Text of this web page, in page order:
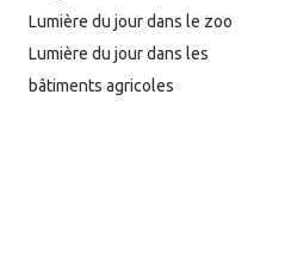
Lumière du jour dans le zoo
Lumière du jour dans les
bâtiments agricoles